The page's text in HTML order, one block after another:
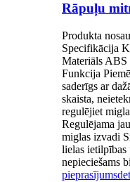
Rāpuļu
Produkta
Specifikācija
Materiāls ABS
Funkcija
saderīgs ar
skaista,
regulējiet
Regulējama
miglas izvadi
lielas ietilpības
nepieciešams
pieprasījums